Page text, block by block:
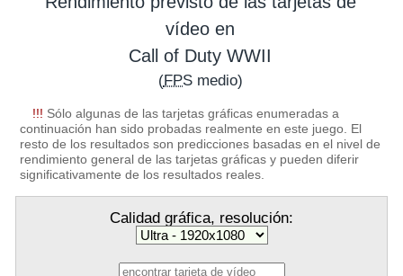
vídeo en
Call of Duty WWII
(FPSmedio)
!!! Sólo algunas de las tarjetas gráficas enumeradas a
continuación han sido probadas realmente en este juego. El
resto de los resultados son predicciones basadas en el nivel de
rendimiento general de las tarjetas gráficas y pueden diferir
significativamente de los resultados reales.
Calidad gráfica, resolución: